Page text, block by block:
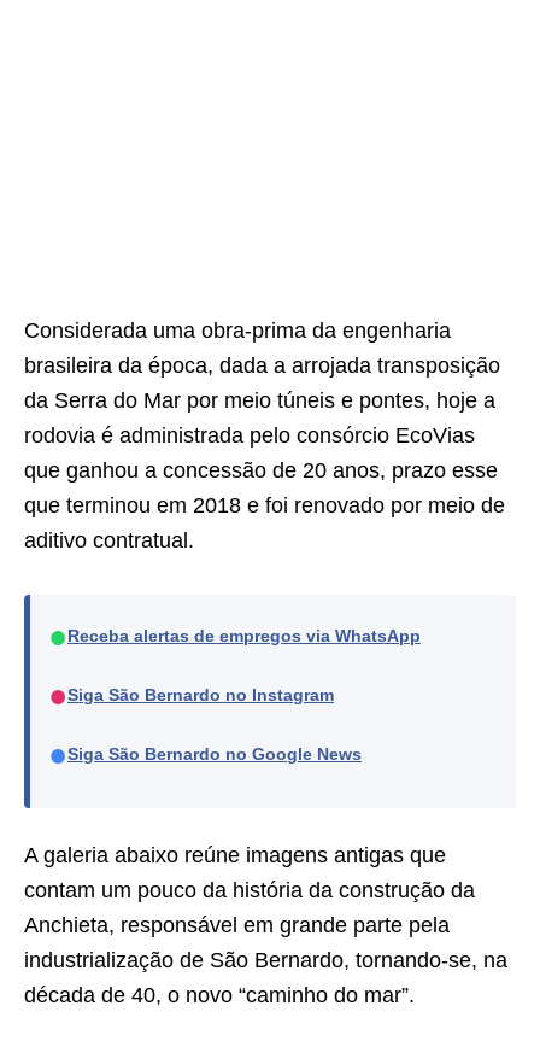
Considerada uma obra-prima da engenharia
brasileira da época, dada a arrojada transposição
da Serra do Mar por meio túneis e pontes, hoje a
rodovia é administrada pelo consórcio EcoVias
que ganhou a concessão de 20 anos, prazo esse
que terminou em 2018 e foi renovado por meio de
aditivo contratual.
● Receba alertas de empregos via WhatsApp
●Siga São Bernardo no Instagram
●Siga São Bernardo no Google News
A galeria abaixo reúne imagens antigas que
contam um pouco da história da construção da
Anchieta, responsável em grande parte pela
industrialização de São Bernardo, tornando-se, na
década de 40, o novo “caminho do mar”.